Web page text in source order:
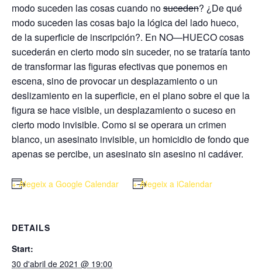
modo suceden las cosas cuando nosuceden? ¿De qué
modo suceden las cosas bajo la lógica del lado hueco,
de la superficie de inscripción?. En NO—HUECO cosas
sucederán en cierto modo sin suceder, no se trataría tanto
de transformar las figuras efectivas que ponemos en
escena, sino de provocar un desplazamiento o un
deslizamiento en la superficie, en el plano sobre el que la
figura se hace visible, un desplazamiento o suceso en
cierto modo invisible. Como si se operara un crimen
blanco, un asesinato invisible, un homicidio de fondo que
apenas se percibe, un asesinato sin asesino ni cadáver.
+ Afegeix a Google Calendar + Afegeix a iCalendar
DETAILS
Start:
30 d'abril de 2021 @ 19:00